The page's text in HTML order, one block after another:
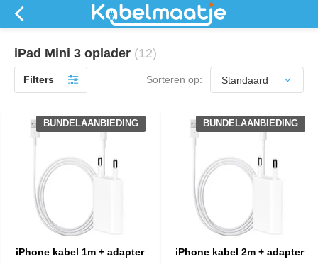
iPad Mini 3 oplader (12)
Filters Sorteren op:
iPhone kabel 1m + adapter
BUNDELAANBIEDING
iPhone kabel 2m + adapter
BUNDELAANBIEDING